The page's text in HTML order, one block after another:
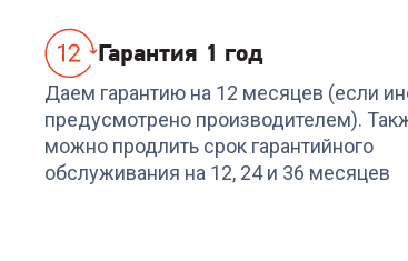
Гарантия 1 год
Даем гарантию на 12 месяцев (если
предусмотрено производителем).
можно продлить срок гарантийного
обслуживания на 12, 24 и 36 месяцев